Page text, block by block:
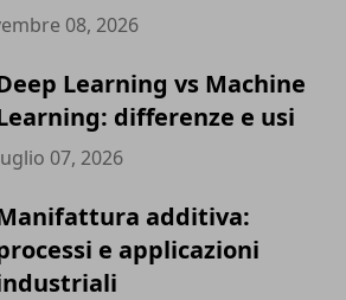
08, 2026
Learning vs Machine
differenze e usi
07, 2026
additiva:
e applicazioni